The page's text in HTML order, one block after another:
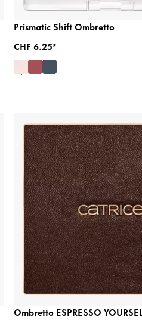
Prismatic Shift Ombretto
CHF 6.25*
Ombretto ESPRESSO